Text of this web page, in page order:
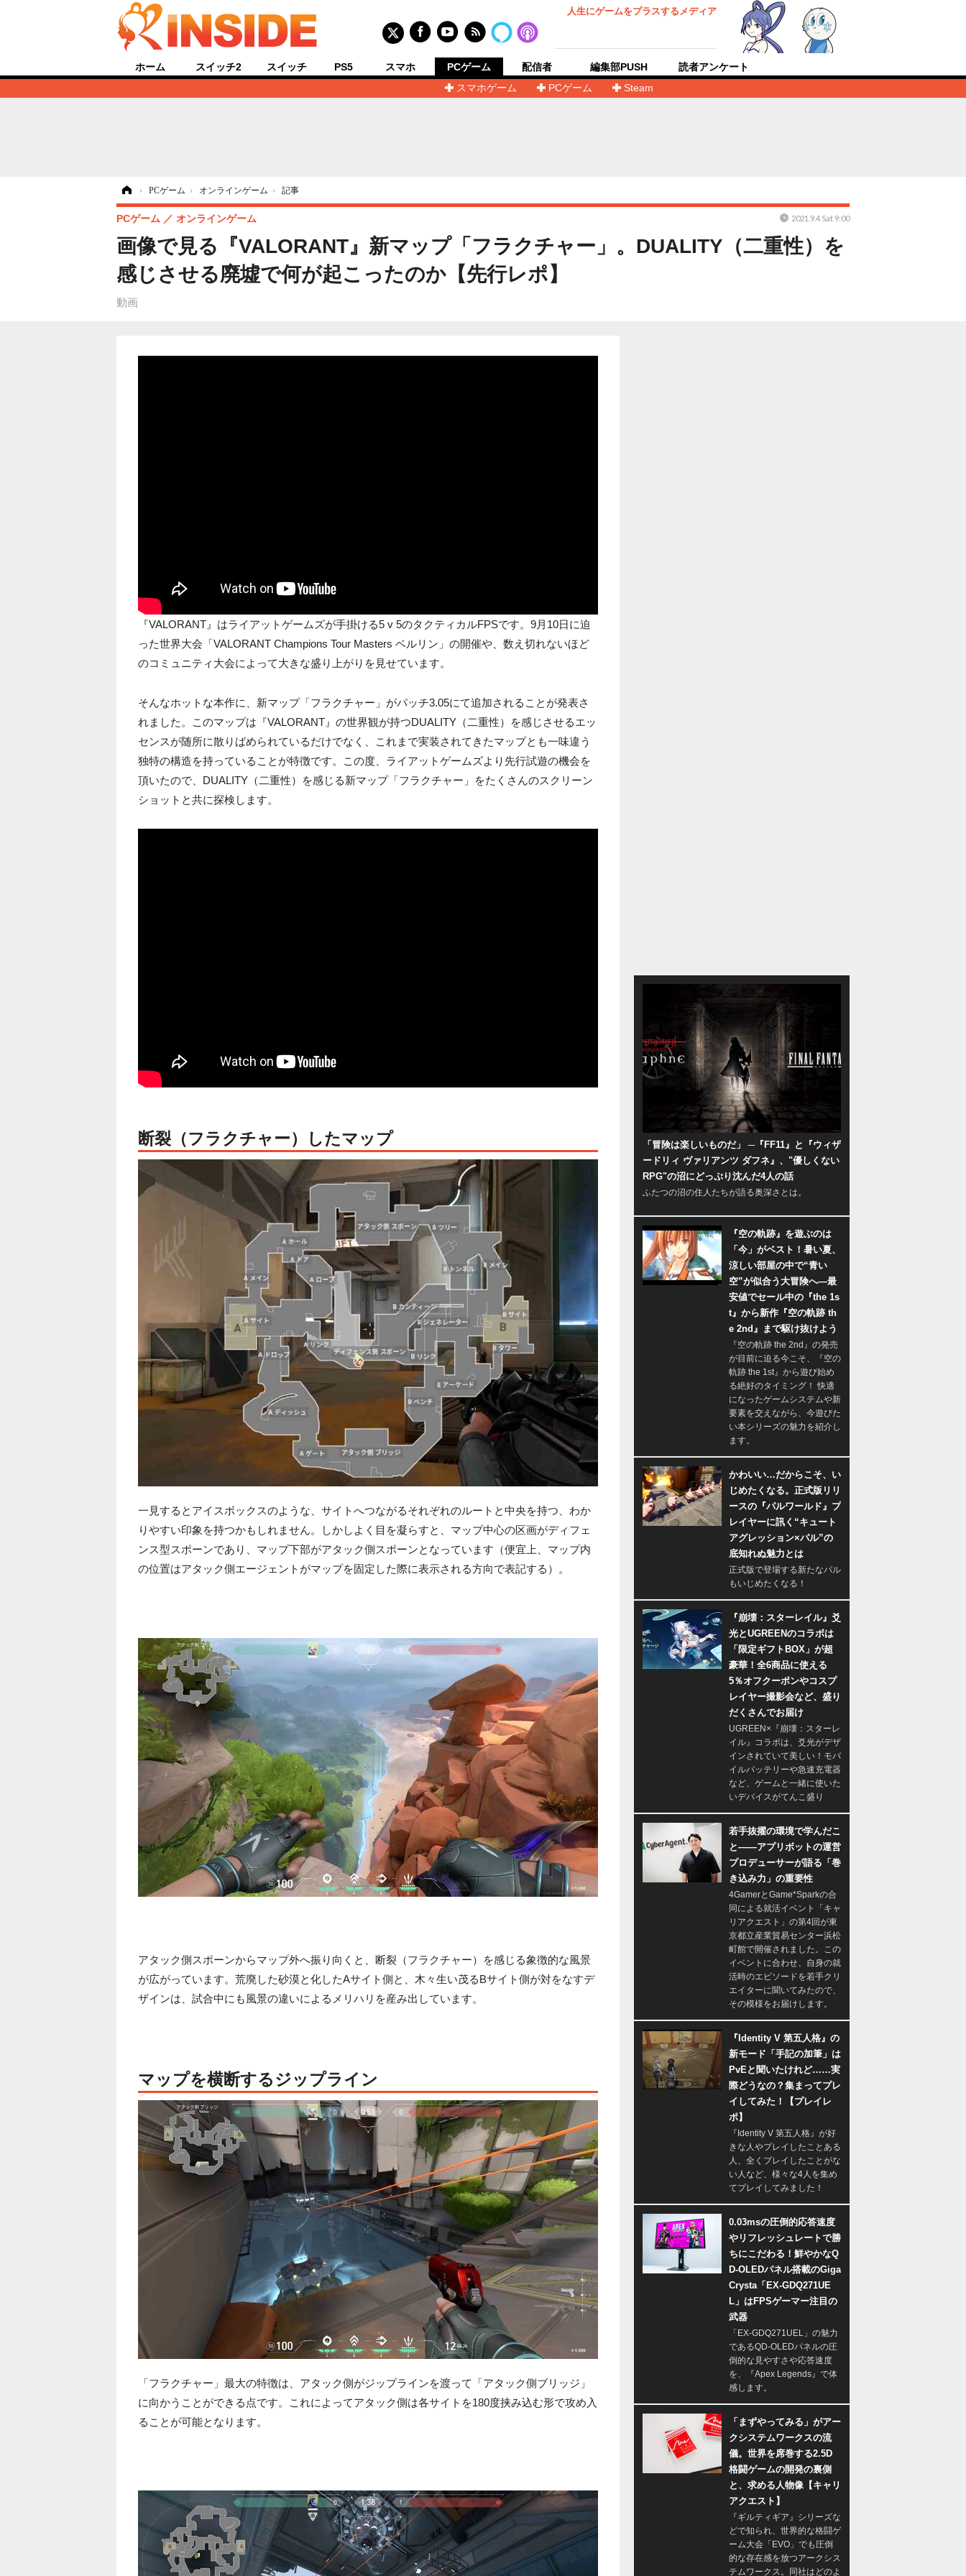
人生にゲームをプラスするメディア
ホーム スイッチ2 スイッチ PS5 スマホ
PCゲーム
スマホゲーム
PCゲーム Steam
配信者 編集部PUSH 読者アンケート
› PCゲーム › オンラインゲーム › 記事
画像で見る『VALORANT』新マップ「フラクチャー」。DUALITY（二重性）を
感じさせる廃墟で何が起こったのか【先行レポ】
動画
PCゲーム オンラインゲーム 2021.9.4 Sat 9:00
『VALORANT』はライアットゲームズが手掛ける5 v 5のタクティカルFPSです。9月10日に迫
った世界大会「VALORANT Champions Tour Masters ベルリン」の開催や、数え切れないほど
のコミュニティ大会によって大きな盛り上がりを見せています。
そんなホットな本作に、新マップ「フラクチャー」がパッチ3.05にて追加されることが発表さ
れました。このマップは『VALORANT』の世界観が持つDUALITY（二重性）を感じさせるエッ
センスが随所に散りばめられているだけでなく、これまで実装されてきたマップとも一味違う
独特の構造を持っていることが特徴です。この度、ライアットゲームズより先行試遊の機会を
頂いたので、DUALITY（二重性）を感じる新マップ「フラクチャー」をたくさんのスクリーン
ショットと共に探検します。
断裂（フラクチャー）したマップ
一見するとアイスボックスのような、サイトへつながるそれぞれのルートと中央を持つ、わか
りやすい印象を持つかもしれません。しかしよく目を凝らすと、マップ中心の区画がディフェ
ンス型スポーンであり、マップ下部がアタック側スポーンとなっています（便宜上、マップ内
の位置はアタック側エージェントがマップを固定した際に表示される方向で表記する）。
アタック側スポーンからマップ外へ振り向くと、断裂（フラクチャー）を感じる象徴的な風景
が広がっています。荒廃した砂漠と化したAサイト側と、木々生い茂るBサイト側が対をなすデ
ザインは、試合中にも風景の違いによるメリハリを産み出しています。
マップを横断するジップライン
「フラクチャー」最大の特徴は、アタック側がジップラインを渡って「アタック側ブリッジ」
に向かうことができる点です。これによってアタック側は各サイトを180度挟み込む形で攻め入
ることが可能となります。
「冒険は楽しいものだ」 ─『FF11』と『ウィザ
ードリィ ヴァリアンツ ダフネ』、"優しくない
RPG"の沼にどっぷり沈んだ4人の話
ふたつの沼の住人たちが語る奥深さとは。
『空の軌跡』を遊ぶのは
「今」がベスト！暑い夏、
涼しい部屋の中で“青い
空”が似合う大冒険へ―最
安値でセール中の『the 1s
t』から新作『空の軌跡 th
e 2nd』まで駆け抜けよう
『空の軌跡 the 2nd』の発売
が目前に迫る今こそ、『空の
軌跡 the 1st』から遊び始め
る絶好のタイミング！ 快適
になったゲームシステムや新
要素を交えながら、今遊びた
い本シリーズの魅力を紹介し
ます。
かわいい…だからこそ、い
じめたくなる。正式版リリ
ースの『パルワールド』プ
レイヤーに訊く“キュート
アグレッション×パル”の
底知れぬ魅力とは
正式版で登場する新たなパル
もいじめたくなる！
『崩壊：スターレイル』爻
光とUGREENのコラボは
「限定ギフトBOX」が超
豪華！全6商品に使える
5％オフクーポンやコスプ
レイヤー撮影会など、盛り
だくさんでお届け
UGREEN×『崩壊：スターレ
イル』コラボは、爻光がデザ
インされていて美しい！モバ
イルバッテリーや急速充電器
など、ゲームと一緒に使いた
いデバイスがてんこ盛り
若手抜擢の環境で学んだこ
と――アプリボットの運営
プロデューサーが語る「巻
き込み力」の重要性
4GamerとGame*Sparkの合
同による就活イベント「キャ
リアクエスト」の第4回が東
京都立産業貿易センター浜松
町館で開催されました。この
イベントに合わせ、自身の就
活時のエピソードを若手クリ
エイターに聞いてみたので、
その模様をお届けします。
『Identity V 第五人格』の
新モード「手記の加筆」は
PvEと聞いたけれど……実
際どうなの？集まってプレ
イしてみた！【プレイレ
ポ】
『Identity V 第五人格』が好
きな人やプレイしたことある
人、全くプレイしたことがな
い人など、様々な4人を集め
てプレイしてみました！
0.03msの圧倒的応答速度
やリフレッシュレートで勝
ちにこだわる！鮮やかなQ
D-OLEDパネル搭載のGiga
Crysta「EX-GDQ271UE
L」はFPSゲーマー注目の
武器
「EX-GDQ271UEL」の魅力
であるQD-OLEDパネルの圧
倒的な見やすさや応答速度
を、『Apex Legends』で体
感します。
「まずやってみる」がアー
クシステムワークスの流
儀。世界を席巻する2.5D
格闘ゲームの開発の裏側
と、求める人物像【キャリ
アクエスト】
『ギルティギア』シリーズな
どで知られ、世界的な格闘ゲ
ーム大会「EVO」でも圧倒
的な存在感を放つアークシス
テムワークス。同社はどのよ